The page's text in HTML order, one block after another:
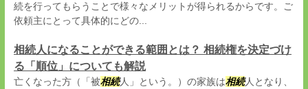
続を行ってもらうことで様々なメリットが得られるからです。ご
依頼主にとって具体的にどの...
相続人になることができる範囲とは？ 相続権を決定づけ
る「順位」についても解説
亡くなった方（「被相続人」という。）の家族は相続人となり、